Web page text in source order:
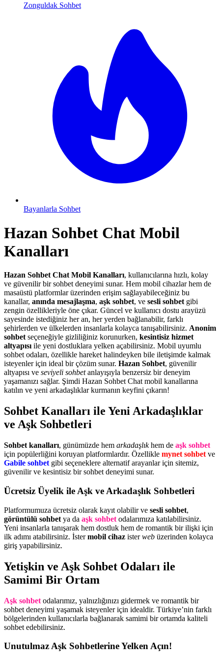
Zonguldak Sohbet
Bayanlarla Sohbet
Hazan Sohbet Chat Mobil
Kanalları
Hazan Sohbet Chat Mobil Kanalları, kullanıcılarına hızlı, kolay
ve güvenilir bir sohbet deneyimi sunar. Hem mobil cihazlar hem de
masaüstü platformlar üzerinden erişim sağlayabileceğiniz bu
kanallar, anında mesajlaşma, aşk sohbet, ve sesli sohbetgibi
zengin özellikleriyle öne çıkar. Güncel ve kullanıcı dostu arayüzü
sayesinde istediğiniz her an, her yerden bağlanabilir, farklı
şehirlerden ve ülkelerden insanlarla kolayca tanışabilirsiniz. Anonim
sohbetseçeneğiyle gizliliğiniz korunurken, kesintisiz hizmet
altyapısıile yeni dostluklara yelken açabilirsiniz. Mobil uyumlu
sohbet odaları, özellikle hareket halindeyken bile iletişimde kalmak
isteyenler için ideal bir çözüm sunar. Hazan Sohbet, güvenilir
altyapısı ve seviyeli sohbetanlayışıyla benzersiz bir deneyim
yaşamanızı sağlar. Şimdi Hazan Sohbet Chat mobil kanallarına
katılın ve yeni arkadaşlıklar kurmanın keyfini çıkarın!
Sohbet Kanalları ile Yeni Arkadaşlıklar
ve Aşk Sohbetleri
Sohbet kanalları, günümüzde hem arkadaşlıkhem de aşk sohbet
için popülerliğini koruyan platformlardır. Özellikle mynet sohbet ve
Gabile sohbet gibi seçeneklere alternatif arayanlar için sitemiz,
güvenilir ve kesintisiz bir sohbet deneyimi sunar.
Ücretsiz Üyelik ile Aşk ve Arkadaşlık Sohbetleri
Platformumuza ücretsiz olarak kayıt olabilir ve sesli sohbet,
görüntülü sohbet ya da aşk sohbet odalarımıza katılabilirsiniz.
Yeni insanlarla tanışarak hem dostluk hem de romantik bir ilişki için
ilk adımı atabilirsiniz. İstermobil cihaz isterweb üzerinden kolayca
giriş yapabilirsiniz.
Yetişkin ve Aşk Sohbet Odaları ile
Samimi Bir Ortam
Aşk sohbet odalarımız, yalnızlığınızı gidermek ve romantik bir
sohbet deneyimi yaşamak isteyenler için idealdir. Türkiye’nin farklı
bölgelerinden kullanıcılarla bağlanarak samimi bir ortamda kaliteli
sohbet edebilirsiniz.
Unutulmaz Aşk Sohbetlerine Yelken Açın!